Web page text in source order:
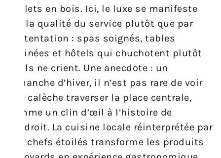
chalets en bois. Ici, le luxe se manifeste
par la qualité du service plutôt que par
l’ostentation : spas soignés, tables
raffinées et hôtels qui chuchotent plutôt
qu’ils ne crient. Une anecdote : un
dimanche d’hiver, il n’est pas rare de voir
une calèche traverser la place centrale,
comme un clin d’œil à l’histoire de
l’endroit. La cuisine locale réinterprétée par
des chefs étoilés transforme les produits